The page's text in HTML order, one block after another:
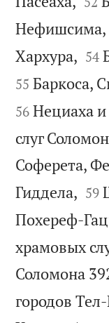
Нефишсима,
Хархура, 

54
55 Баркоса,
56 Нециаха
слуг
Соферета,
Гиддела, 

59
Похереф-
храмовых
Соломона
городов